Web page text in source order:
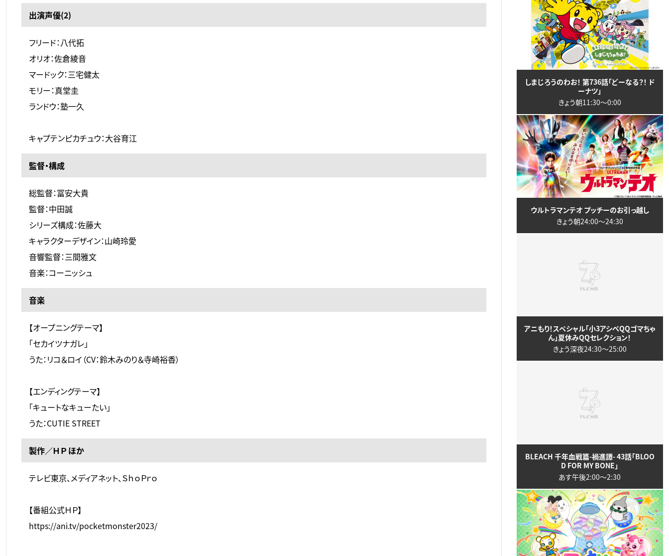
出演声優(2)
フリード：八代拓
オリオ：佐倉綾音
マードック：三宅健太
モリー：真堂圭
ランドウ：塾一久
キャプテンピカチュウ：大谷育江
監督・構成
総監督：冨安大貴
監督：中田誠
シリーズ構成：佐藤大
キャラクターデザイン：山崎玲愛
音響監督：三間雅文
音楽：コーニッシュ
音楽
【オープニングテーマ】
「セカイツナガレ」
うた：リコ＆ロイ（CV：鈴木みのり＆寺崎裕香）
【エンディングテーマ】
「キュートなキューたい」
うた：CUTIE STREET
製作／ＨＰ ほか
テレビ東京、メディアネット、ＳｈｏＰｒｏ
【番組公式ＨＰ】
https://ani.tv/pocketmonster2023/
しまじろうのわお！ 第736話「どーなる？！ ド
ーナツ」
きょう朝11:30〜0:00
ウルトラマンテオ プッチーのお引っ越し
きょう朝24:00〜24:30
アニもり！スペシャル「小3アシベQQゴマちゃ
ん」夏休みQQセレクション！
きょう深夜24:30〜25:00
BLEACH 千年血戦篇-禍進譚- 43話「BLOO
D FOR MY BONE」
あす午後2:00〜2:30